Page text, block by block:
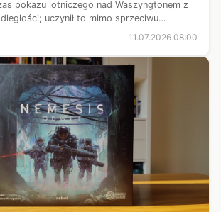
pokazu lotniczego nad Waszyngtonem z
uczynił to mimo sprzeciwu
...
11.07.2026 08:00